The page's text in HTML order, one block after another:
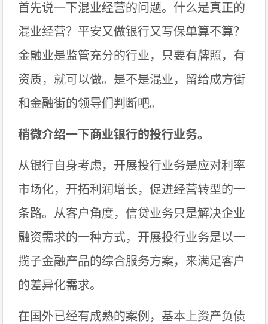
首先说一下混业经营的问题。什么是真正的
混业经营？平安又做银行又写保单算不算？
金融业是监管充分的行业，只要有牌照，有
资质，就可以做。是不是混业，留给成方街
和金融街的领导们判断吧。
稍微介绍一下商业银行的投行业务。
从银行自身考虑，开展投行业务是应对利率
市场化，开拓利润增长，促进经营转型的一
条路。从客户角度，信贷业务只是解决企业
融资需求的一种方式，开展投行业务是以一
揽子金融产品的综合服务方案，来满足客户
的差异化需求。
在国外已经有成熟的案例，基本上资产负债